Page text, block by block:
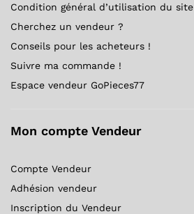
Condition général d’utilisation du site
Cherchez un vendeur ?
Conseils pour les acheteurs !
Suivre ma commande !
Espace vendeur GoPieces77
Mon compte Vendeur
Compte Vendeur
Adhésion vendeur
Inscription du Vendeur